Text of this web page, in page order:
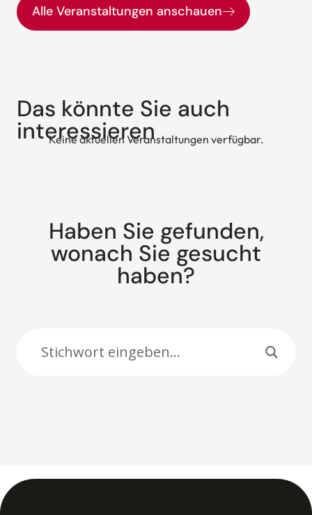
Alle Veranstaltungen anschauen
Das könnte Sie auch
interessieren
Keine aktuellen Veranstaltungen verfügbar.
Haben Sie gefunden,
wonach Sie gesucht
haben?